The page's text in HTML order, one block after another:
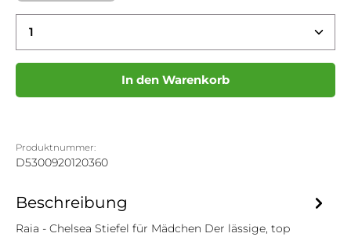
Produkt Anzahl: Gib den gewünschten Wert
In den Warenkorb
Produktnummer:
D5300920120360
Beschreibung
Raia - Chelsea Stiefel für Mädchen Der lässige, top